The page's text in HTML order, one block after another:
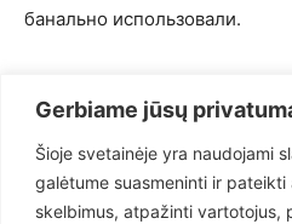
Gerbiame jūsų
Šioje svetainėje yra naudojami
galėtume suasmeninti ir
skelbimus, atpažinti vartotojus,
банально использовали.
Народный депутат Украины
buzina.org